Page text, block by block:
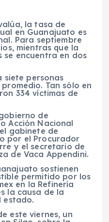
la tasa de
en Guanajuato es
Para septiembre
mientras que la
encuentra en dos
siete personas
Tan sólo en
334 víctimas de
de
Acción Nacional
gabinete de
por el Procurador
y el secretario de
de Vaca Appendini.
sostienen
permitido por los
en la Refinería
la causa de la
estado.
este viernes, un